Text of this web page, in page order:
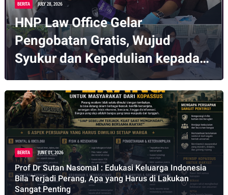
BERITA JULY 28, 2026
HNP Law Office Gelar
Pengobatan Gratis, Wujud
Syukur dan Kepedulian kepada
Masyarakat
BERITA JUNE 01, 2026
Prof Dr Sutan Nasomal : Edukasi Keluarga Indonesia
Bila Terjadi Perang, Apa yang Harus di Lakukan
Sangat Penting